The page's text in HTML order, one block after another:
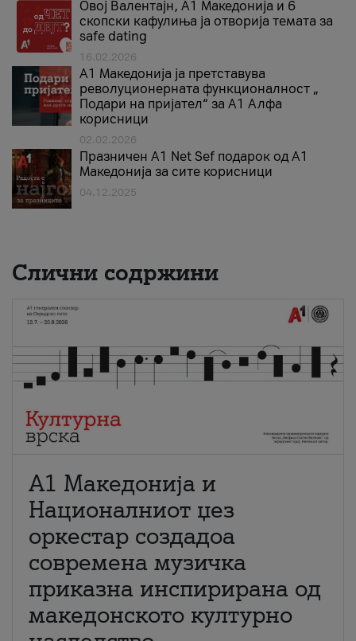
Овој Валентајн, A1 Македонија и 6
скопски кафулиња ја отворија темата за
safe dating
16.02.2026
А1 Македонија ја претставува
револуционерната функционалност „
Подари на пријател“ за А1 Алфа
корисници
02.02.2026
Празничен A1 Net Sеf подарок од А1
Македонија за сите корисници
04.12.2025
Слични содржини
А1 Македонија и
Националниот џез
оркестар создадоа
современа музичка
приказна инспирирана од
македонското културно